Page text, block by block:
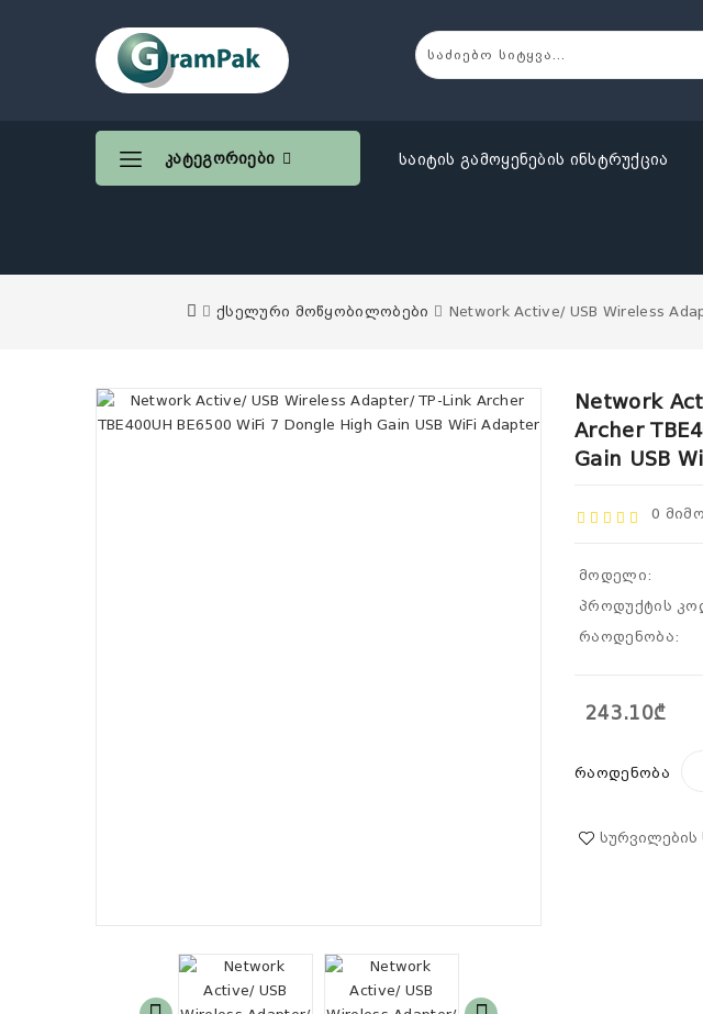
Კატეგორიები საიტის გამოყენების ინსტრუქცია
ქსელური მოწყობილობები Network Active/ USB Wireless
Network
Archer
Gain USB
0
მოდელი:
პროდუქტის
რაოდენობა:
243.10₾
რაოდენობა
Სურვილების